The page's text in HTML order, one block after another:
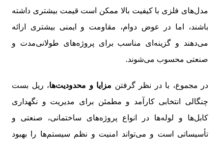
مدل‌های فلزی با کیفیت بالا ممکن است قیمت بیشتری داشته
باشند، اما در عوض دوام، مقاومت و ایمنی بیشتری ارائه
می‌دهند و گزینه‌ای مناسب برای پروژه‌های طولانی‌مدت و
صنعتی محسوب می‌شوند.
در مجموع، با در نظر گرفتن مزایا و محدودیت‌ها، ریل بست
چنگالی انتخابی کارآمد و مطمئن برای مدیریت و نگهداری
کابل‌ها و لوله‌ها در انواع پروژه‌های ساختمانی، صنعتی و
تأسیساتی است و می‌تواند امنیت و نظم سیستم‌ها را بهبود